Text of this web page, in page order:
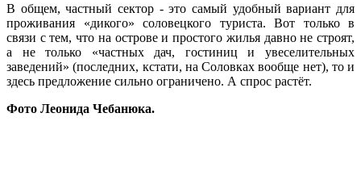
В общем, частный сектор - это самый удобный вариант для
проживания «дикого» соловецкого туриста. Вот только в
связи с тем, что на острове и простого жилья давно не строят,
а не только «частных дач, гостиниц и увеселительных
заведений» (последних, кстати, на Соловках вообще нет), то и
здесь предложение сильно ограничено. А спрос растёт.
Фото Леонида Чебанюка.